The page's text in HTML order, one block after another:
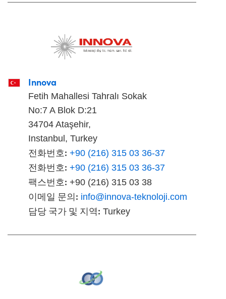
Innova
Fetih Mahallesi Tahralı Sokak
No:7 A Blok D:21
34704 Ataşehir,
Instanbul, Turkey
전화번호: +90 (216) 315 03 36-37
전화번호: +90 (216) 315 03 36-37
팩스번호: +90 (216) 315 03 38
이메일 문의: info@innova-teknoloji.com
담당 국가 및 지역: Turkey